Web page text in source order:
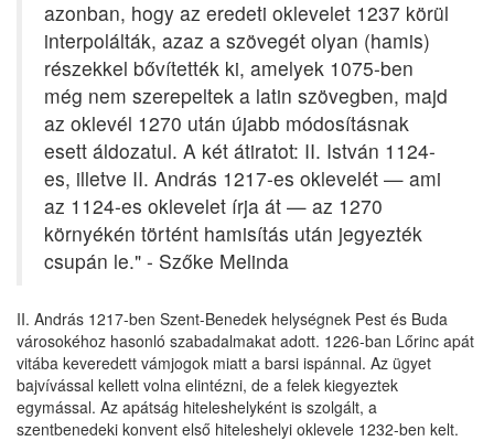
azonban, hogy az eredeti oklevelet 1237 körül
interpolálták, azaz a szövegét olyan (hamis)
részekkel bővítették ki, amelyek 1075-ben
még nem szerepeltek a latin szövegben, majd
az oklevél 1270 után újabb módosításnak
esett áldozatul. A két átiratot: II. István 1124-
es, illetve II. András 1217-es oklevelét — ami
az 1124-es oklevelet írja át — az 1270
környékén történt hamisítás után jegyezték
csupán le." - Szőke Melinda
II. András 1217-ben Szent-Benedek helységnek Pest és Buda
városokéhoz hasonló szabadalmakat adott. 1226-ban Lőrinc apát
vitába keveredett vámjogok miatt a barsi ispánnal. Az ügyet
bajvívással kellett volna elintézni, de a felek kiegyeztek
egymással. Az apátság hiteleshelyként is szolgált, a
szentbenedeki konvent első hiteleshelyi oklevele 1232-ben kelt.